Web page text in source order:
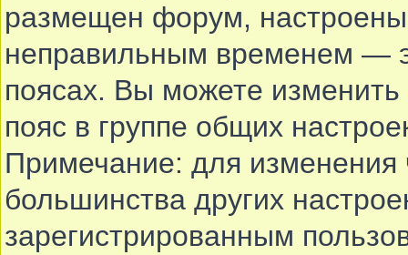
размещен форум,
неправильным временем —
поясах. Вы можете
пояс в группе общих
Примечание: для изменения
большинства других
зарегистрированным